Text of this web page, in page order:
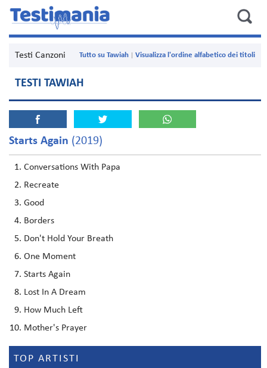
Testi Canzoni Visualizza l'ordine alfabetico dei titoli
Tutto su Tawiah
TESTI TAWIAH
Starts Again (2019)
Conversations With Papa
Recreate
Good
Borders
Don't Hold Your Breath
One Moment
Starts Again
Lost In A Dream
How Much Left
Mother's Prayer
TOP ARTISTI